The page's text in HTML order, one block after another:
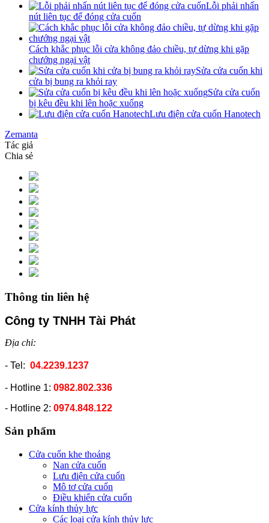
Lỗi phải nhấn
nút liên tục để đóng cửa cuốn
Cách khắc phục lỗi cửa không đảo chiều, tự dừng khi gặp
chướng ngại vật
Sửa cửa cuốn khi
cửa bị bung ra khỏi ray
Sửa cửa cuốn
bị kêu đều khi lên hoặc xuống
Lưu điện cửa cuốn Hanotech
Zemanta
Tác giả
Chia sẻ
Thông tin liên hệ
Công ty TNHH Tài Phát
Địa chỉ:
- Tel: 04.2239.1237
- Hotline 1: 0982.802.336
- Hotline 2: 0974.848.122
Sản phẩm
Cửa cuốn khe thoáng
Nan cửa cuốn
Lưu điện cửa cuốn
Mô tơ cửa cuốn
Điều khiển cửa cuốn
Cửa kính thủy lực
Các loại cửa kính thủy lực